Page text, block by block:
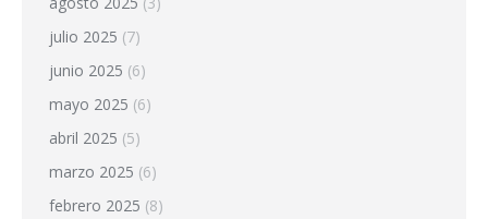
julio 2025 (7)
junio 2025 (6)
mayo 2025 (6)
abril 2025 (5)
marzo 2025 (6)
febrero 2025 (8)